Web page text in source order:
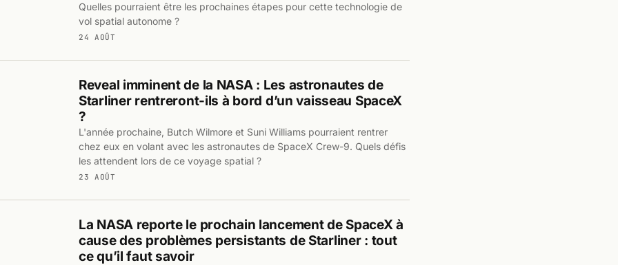
Quelles pourraient être les prochaines étapes pour cette technologie de
vol spatial autonome ?
24 AOÛT
Reveal imminent de la NASA : Les astronautes de
Starliner rentreront-ils à bord d’un vaisseau SpaceX
?
L'année prochaine, Butch Wilmore et Suni Williams pourraient rentrer
chez eux en volant avec les astronautes de SpaceX Crew-9. Quels défis
les attendent lors de ce voyage spatial ?
23 AOÛT
La NASA reporte le prochain lancement de SpaceX à
cause des problèmes persistants de Starliner : tout
ce qu’il faut savoir